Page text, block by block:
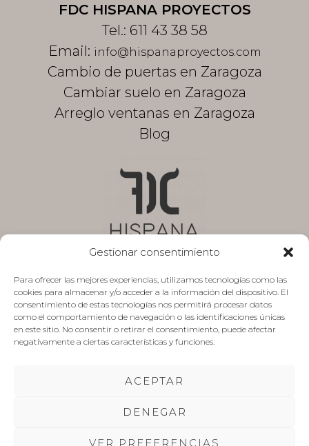
Gestionar consentimiento
Para ofrecer las mejores experiencias, utilizamos tecnologías como las
cookies para almacenar y/o acceder a la información del dispositivo. El
consentimiento de estas tecnologías nos permitirá procesar datos
como el comportamiento de navegación o las identificaciones únicas
en este sitio. No consentir o retirar el consentimiento, puede afectar
negativamente a ciertas características y funciones.
ACEPTAR
DENEGAR
VER PREFERENCIAS
FDC HISPANA PROYECTOS
Tel.: 611 43 38 58
Email: info@hispanaproyectos.com
Cambio de puertas en Zaragoza
Cambiar suelo en Zaragoza
Arreglo ventanas en Zaragoza
Blog
Aviso legal
Política de privacidad
Presupuesto sin compromiso
Trabaja con nosotros
Contacto